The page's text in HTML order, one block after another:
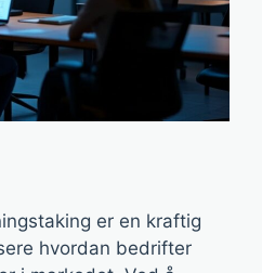
er en kraftig
hvordan bedrifter